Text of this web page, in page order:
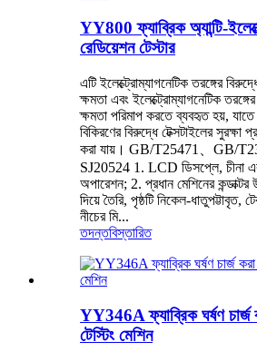
YY800 ফ্যাব্রিক অ্যান্টি-
রেডিয়েশন টেস্টার
এটি ইলেক্ট্রোম্যাগনেটিক তরঙ্গের
ক্ষমতা এবং ইলেক্ট্রোম্যাগনেটিক
ক্ষমতা পরিমাপ করতে ব্যবহৃত হয়, যাতে
বিকিরণের বিরুদ্ধে টেক্সটাইলের সুরক্ষা
করা যায়। GB/T25471、GB/
SJ20524 1. LCD ডিসপ্লে, চীনা
অপারেশন; 2. প্রধান মেশিনের কন্ডাক্টর
দিয়ে তৈরি, পৃষ্ঠটি নিকেল-
নীচের মি...
তদন্তবিস্তারিত
YY346A ফ্যাব্রিক ঘর্ষণ চার্জ
টেস্টিং মেশিন